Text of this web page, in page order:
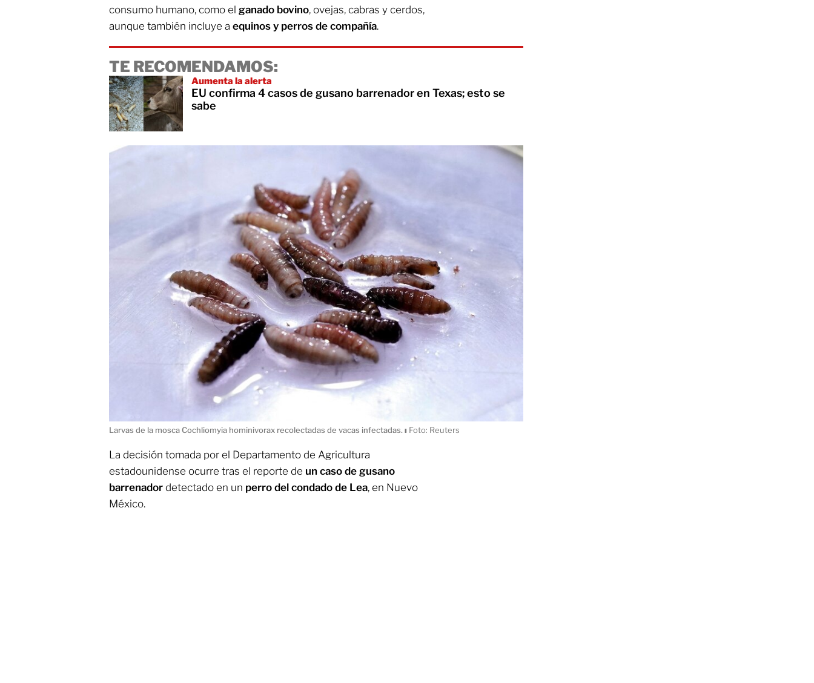
consumo humano, como el ganado bovino, ovejas, cabras y cerdos,
aunque también incluye a equinos y perros de compañía.
TE RECOMENDAMOS:
Aumenta la alerta
EU confirma 4 casos de gusano barrenador en Texas; esto se
sabe
Larvas de la mosca Cochliomyia hominivorax recolectadas de vacas infectadas. ı Foto: Reuters
La decisión tomada por el Departamento de Agricultura
estadounidense ocurre tras el reporte de un caso de gusano
barrenador detectado en un perro del condado de Lea, en Nuevo
México.